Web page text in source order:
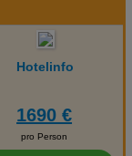
Hotelinfo
1690 €
pro Person